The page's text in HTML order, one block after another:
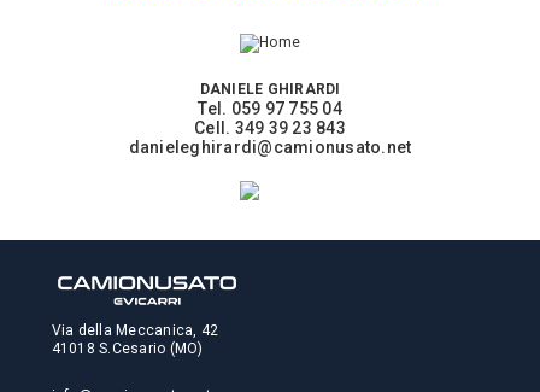
DANIELE GHIRARDI
Tel. 059 97 755 04
Cell. 349 39 23 843
danieleghirardi@camionusato.net
Via della Meccanica, 42
41018 S.Cesario (MO)